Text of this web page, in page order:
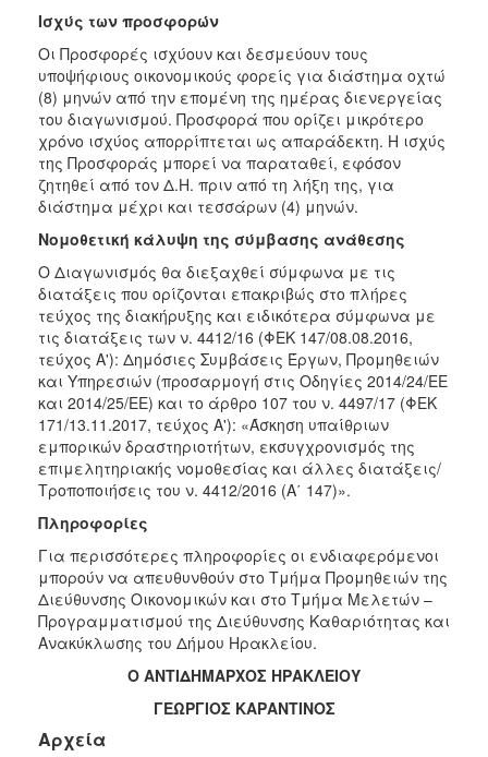
Ισχύς των προσφορών
Οι Προσφορές ισχύουν και δεσμεύουν τους
υποψήφιους οικονομικούς φορείς για διάστημα οχτώ
(8) μηνών από την επομένη της ημέρας διενεργείας
του διαγωνισμού. Προσφορά που ορίζει μικρότερο
χρόνο ισχύος απορρίπτεται ως απαράδεκτη. Η ισχύς
της Προσφοράς μπορεί να παραταθεί, εφόσον
ζητηθεί από τον Δ.Η. πριν από τη λήξη της, για
διάστημα μέχρι και τεσσάρων (4) μηνών.
Νομοθετική κάλυψη της σύμβασης ανάθεσης
Ο Διαγωνισμός θα διεξαχθεί σύμφωνα με τις
διατάξεις που ορίζονται επακριβώς στο πλήρες
τεύχος της διακήρυξης και ειδικότερα σύμφωνα με
τις διατάξεις των ν. 4412/16 (ΦΕΚ 147/08.08.2016,
τεύχος Α'): Δημόσιες Συμβάσεις Έργων, Προμηθειών
και Υπηρεσιών (προσαρμογή στις Οδηγίες 2014/24/ΕΕ
και 2014/25/ΕΕ) και το άρθρο 107 του ν. 4497/17 (ΦΕΚ
171/13.11.2017, τεύχος Α'): «Άσκηση υπαίθριων
εμπορικών δραστηριοτήτων, εκσυγχρονισμός της
επιμελητηριακής νομοθεσίας και άλλες διατάξεις/
Τροποποιήσεις του ν. 4412/2016 (Α΄ 147)».
Πληροφορίες
Για περισσότερες πληροφορίες οι ενδιαφερόμενοι
μπορούν να απευθυνθούν στο Τμήμα Προμηθειών της
Διεύθυνσης Οικονομικών και στο Τμήμα Μελετών –
Προγραμματισμού της Διεύθυνσης Καθαριότητας και
Ανακύκλωσης του Δήμου Ηρακλείου.
Ο ΑΝΤΙΔΗΜΑΡΧΟΣ ΗΡΑΚΛΕΙΟΥ
ΓΕΩΡΓΙΟΣ ΚΑΡΑΝΤΙΝΟΣ
Αρχεία